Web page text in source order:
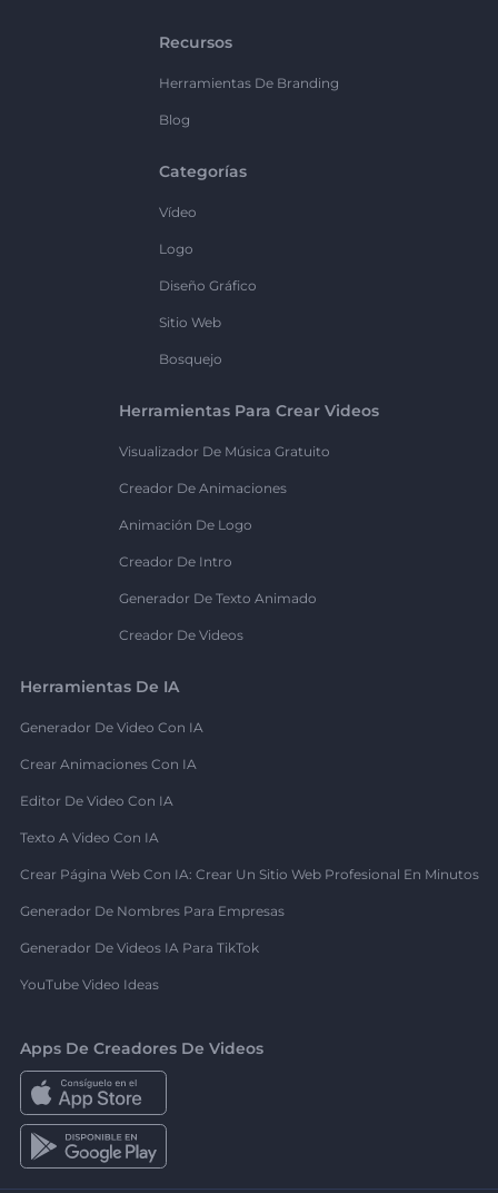
Recursos
Herramientas De Branding
Blog
Categorías
Vídeo
Logo
Diseño Gráfico
Sitio Web
Bosquejo
Herramientas Para Crear Videos
Visualizador De Música Gratuito
Creador De Animaciones
Animación De Logo
Creador De Intro
Generador De Texto Animado
Creador De Videos
Herramientas De IA
Generador De Video Con IA
Crear Animaciones Con IA
Editor De Video Con IA
Texto A Video Con IA
Crear Página Web Con IA: Crear Un Sitio Web Profesional En Minutos
Generador De Nombres Para Empresas
Generador De Videos IA Para TikTok
YouTube Video Ideas
Apps De Creadores De Videos